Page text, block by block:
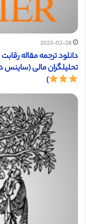
2023-02-28
دانلود ترجمه مقاله
تحلیلگران مالی (ساینس دایرکت – الزویر
)